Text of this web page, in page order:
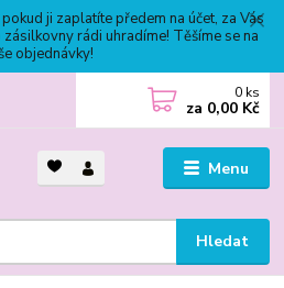
ji zaplatíte předem na účet, za Vás
rádi uhradíme! Těšíme se na
objednávky!
Menu
Hledat
0 ks
za 0,00 Kč